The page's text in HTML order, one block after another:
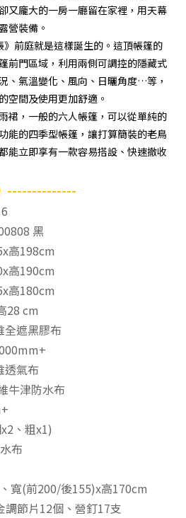
又龐大的一房一廳留在家裡，用天幕
營裝備。
前庭就是這樣誕生的。這頂帳篷的
前門區域，利用兩側可調控的隱藏式
、氣溫變化、風向、日曬角度…等，
空間及使用更加舒適。
裙，一般的六人帳篷，可以從單純的
能的四季型帳篷，讓打算簡裝的老鳥
能立即享有一款容易搭設、快速撤收
--------------
黑
高198cm
高190cm
高180cm
28 cm
全遮黑膠布
透氣布
牛津防水布
、粗x1)
布
寬(前200/後155)x高170cm
調節片12個、營釘17支